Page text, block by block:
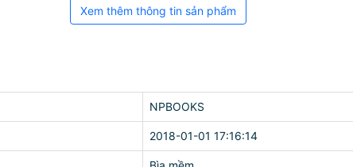
Xem thêm thông tin sản phẩm
NPBOOKS
2018-01-01 17:16:14